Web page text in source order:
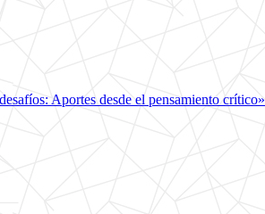
Aportes desde el pensamiento crítico»